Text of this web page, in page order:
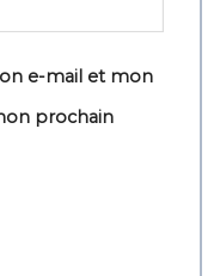
e-mail et mon
prochain